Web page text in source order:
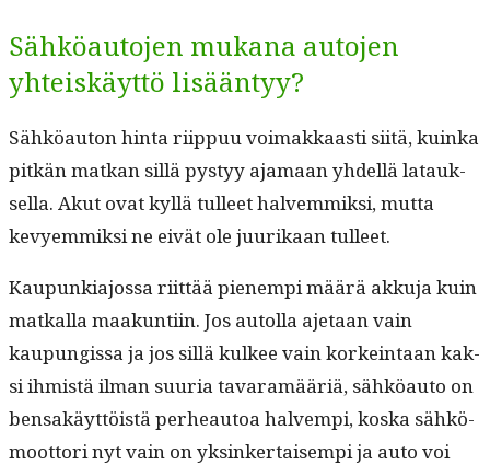
Sähköautojen mukana autojen
yhteiskäyttö lisääntyy?
Sähköau­ton hin­ta riip­puu voimakkaasti siitä, kuin­ka
pitkän matkan sil­lä pystyy aja­maan yhdel­lä latauk­
sel­la. Akut ovat kyl­lä tulleet halvem­mik­si, mut­ta
kevyem­mik­si ne eivät ole juurikaan tulleet.
Kaupunki­a­jos­sa riit­tää pienem­pi määrä akku­ja kuin
matkalla maakun­ti­in. Jos autol­la aje­taan vain
kaupungis­sa ja jos sil­lä kul­kee vain korkein­taan kak­
si ihmistä ilman suuria tavaramääriä, sähköau­to on
ben­sakäyt­töistä per­heau­toa halvem­pi, kos­ka sähkö­
moot­tori nyt vain on yksinker­taisem­pi ja auto voi